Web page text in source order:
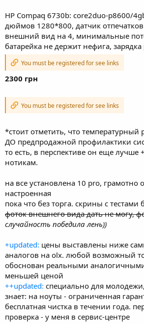
HP Compaq 6730b: core2duo-p8600/
дюймов 1280*800, датчик отпечатков
внешний вид на 4, минимальные
батарейка не держит нефига,
You must be registered for see links
2300 грн
You must be registered for see links
*стоит отметить, что температурный
ДО предпродажной профилактики
то есть, в перспективе он еще лучше
нотикам.
на все установлена 10 pro, грамотно
настроенная
пока что без торга. скрины с тестами
фоток внешнего вида дать не могу,
случайность победила лень))
+updated: цены выставлены ниже
аналогов на olx. любой возможный
обоснован реальными
меньшей ценой
++updated: специально для
знает: на ноуты - ограниченная
бесплатная чистка в течении года.
проверка - у меня в сервис-центре